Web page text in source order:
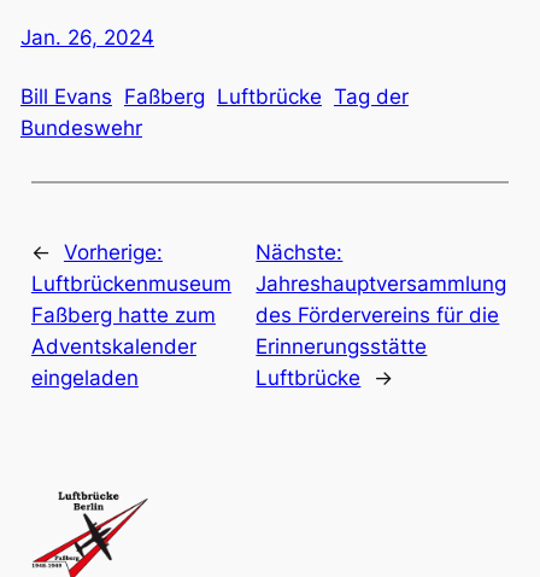
Jan. 26, 2024
Bill Evans Faßberg Luftbrücke Tag der
Bundeswehr
← Vorherige:
Luftbrückenmuseum
Faßberg hatte zum
Adventskalender
eingeladen
Nächste:
Jahreshauptversammlung
des Fördervereins für die
Erinnerungsstätte
Luftbrücke
→